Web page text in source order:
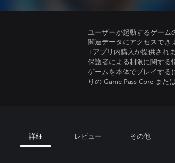
ユーザーが起動するゲーム
関連データにアクセスでき
+アプリ内購入が提供されま
保護者による制限に関する
ゲームを本体でプレイする
りの Game Pass Core また
詳細 レビュー その他